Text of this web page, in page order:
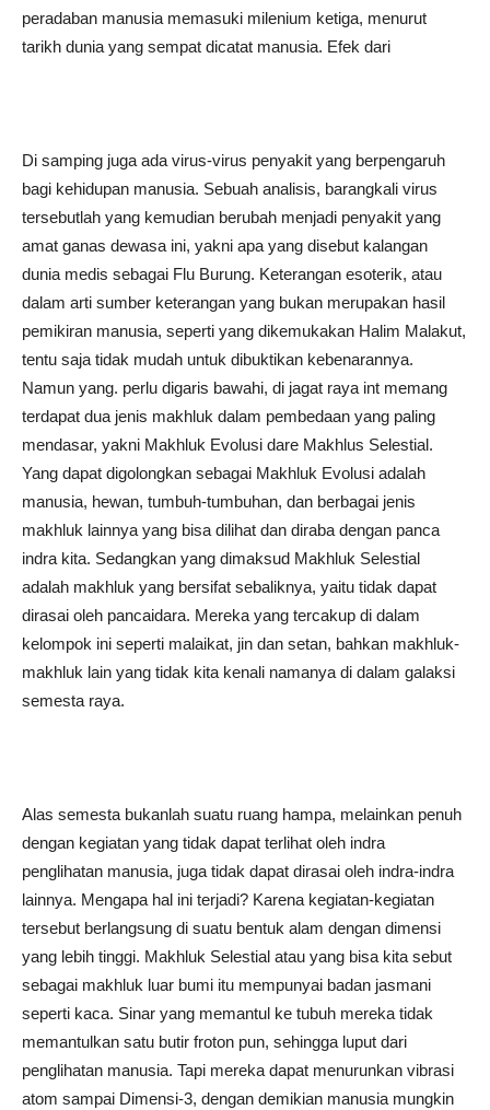
peradaban manusia memasuki milenium ketiga, menurut
tarikh dunia yang sempat dicatat manusia. Efek dari
Di samping juga ada virus-virus penyakit yang berpengaruh
bagi kehidupan manusia. Sebuah analisis, barangkali virus
tersebutlah yang kemudian berubah menjadi penyakit yang
amat ganas dewasa ini, yakni apa yang disebut kalangan
dunia medis sebagai Flu Burung. Keterangan esoterik, atau
dalam arti sumber keterangan yang bukan merupakan hasil
pemikiran manusia, seperti yang dikemukakan Halim Malakut,
tentu saja tidak mudah untuk dibuktikan kebenarannya.
Namun yang. perlu digaris bawahi, di jagat raya int memang
terdapat dua jenis makhluk dalam pembedaan yang paling
mendasar, yakni Makhluk Evolusi dare Makhlus Selestial.
Yang dapat digolongkan sebagai Makhluk Evolusi adalah
manusia, hewan, tumbuh-tumbuhan, dan berbagai jenis
makhluk lainnya yang bisa dilihat dan diraba dengan panca
indra kita. Sedangkan yang dimaksud Makhluk Selestial
adalah makhluk yang bersifat sebaliknya, yaitu tidak dapat
dirasai oleh pancaidara. Mereka yang tercakup di dalam
kelompok ini seperti malaikat, jin dan setan, bahkan makhluk-
makhluk lain yang tidak kita kenali namanya di dalam galaksi
semesta raya.
Alas semesta bukanlah suatu ruang hampa, melainkan penuh
dengan kegiatan yang tidak dapat terlihat oleh indra
penglihatan manusia, juga tidak dapat dirasai oleh indra-indra
lainnya. Mengapa hal ini terjadi? Karena kegiatan-kegiatan
tersebut berlangsung di suatu bentuk alam dengan dimensi
yang lebih tinggi. Makhluk Selestial atau yang bisa kita sebut
sebagai makhluk luar bumi itu mempunyai badan jasmani
seperti kaca. Sinar yang memantul ke tubuh mereka tidak
memantulkan satu butir froton pun, sehingga luput dari
penglihatan manusia. Tapi mereka dapat menurunkan vibrasi
atom sampai Dimensi-3, dengan demikian manusia mungkin